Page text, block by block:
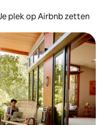
plek op Airbnb zetten